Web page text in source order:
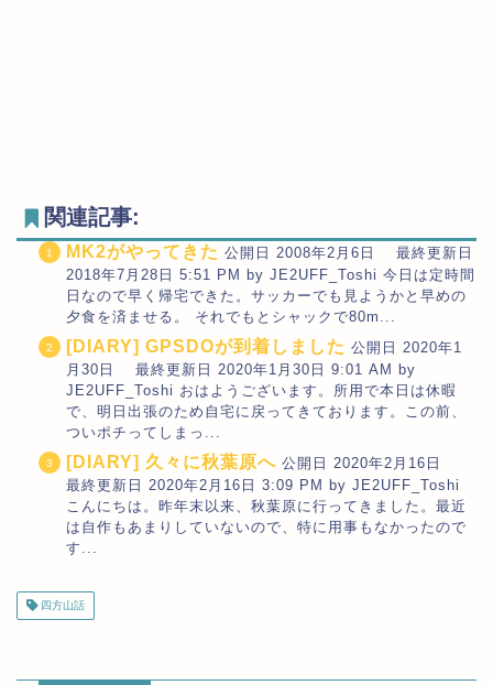
関連記事:
MK2がやってきた 公開日 2008年2月6日 最終更新日
2018年7月28日 5:51 PM by JE2UFF_Toshi 今日は定時間
日なので早く帰宅できた。サッカーでも見ようかと早めの
夕食を済ませる。 それでもとシャックで80m...
[DIARY] GPSDOが到着しました 公開日 2020年1
月30日 最終更新日 2020年1月30日 9:01 AM by
JE2UFF_Toshi おはようございます。所用で本日は休暇
で、明日出張のため自宅に戻ってきております。この前、
ついポチってしまっ...
[DIARY] 久々に秋葉原へ 公開日 2020年2月16日
最終更新日 2020年2月16日 3:09 PM by JE2UFF_Toshi
こんにちは。昨年末以来、秋葉原に行ってきました。最近
は自作もあまりしていないので、特に用事もなかったので
す...
四方山話